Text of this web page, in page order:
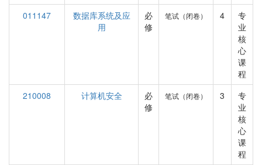
011147
数据库系统及应
用
必
修
笔试（闭卷） 4
专
业
核
心
课
程
210008
计算机安全
必
修
笔试（闭卷） 3
专
业
核
心
课
程